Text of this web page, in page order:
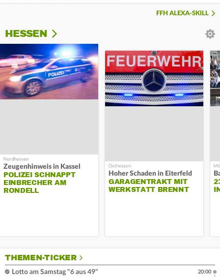
FFH ALEXA-SKILL
HESSEN
Zeugenhinweis in Kassel
POLIZEI SCHNAPPT
EINBRECHER AM
RONDELL
Hoher Schaden in Eiterfeld
GARAGENTRAKT MIT
WERKSTATT BRENNT
THEMEN-TICKER
Lotto am Samstag "6 aus 49"
20:00